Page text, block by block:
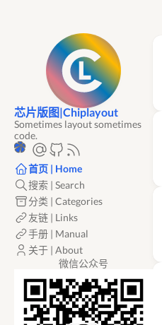
芯片版图|Chiplayout
Sometimes layout sometimes
code.
首页 | Home
搜索 | Search
分类 | Categories
友链 | Links
手册 | Manual
关于 | About
微信公众号